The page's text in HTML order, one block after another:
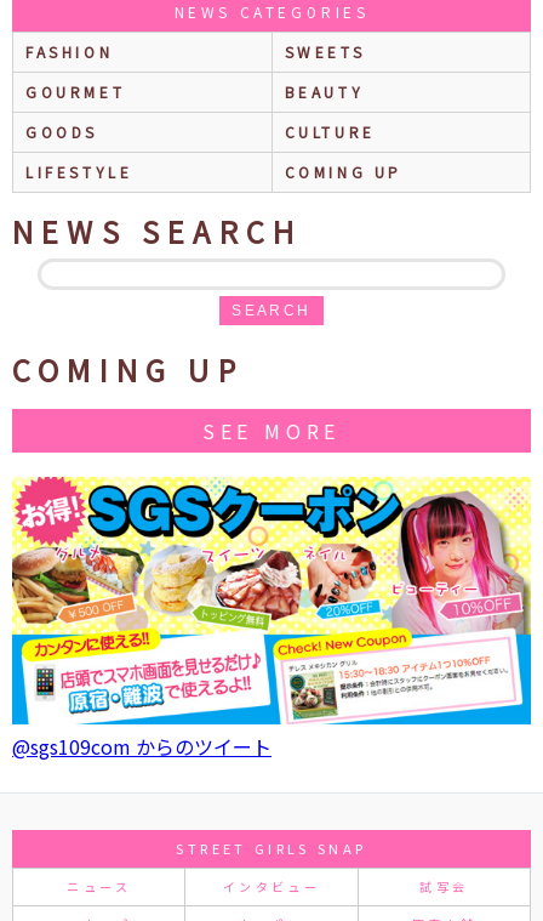
NEWS CATEGORIES
FASHION
SWEETS
GOURMET
BEAUTY
GOODS
CULTURE
LIFESTYLE
COMING UP
NEWS SEARCH
SEARCH
COMING UP
SEE MORE
@sgs109com からのツイート
STREET GIRLS SNAP
ニュース インタビュー 試写会